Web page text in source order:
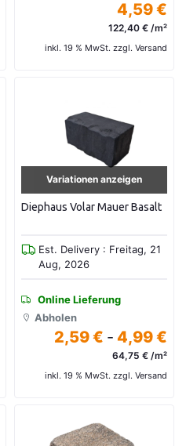
4,59 €
122,40 € /m²
inkl. 19 % MwSt. zzgl. Versand
Variationen anzeigen
Diephaus Volar Mauer Basalt
Est. Delivery : Freitag, 21
Aug, 2026
Online Lieferung
Abholen
2,59 € - 4,99 €
64,75 € /m²
inkl. 19 % MwSt. zzgl. Versand